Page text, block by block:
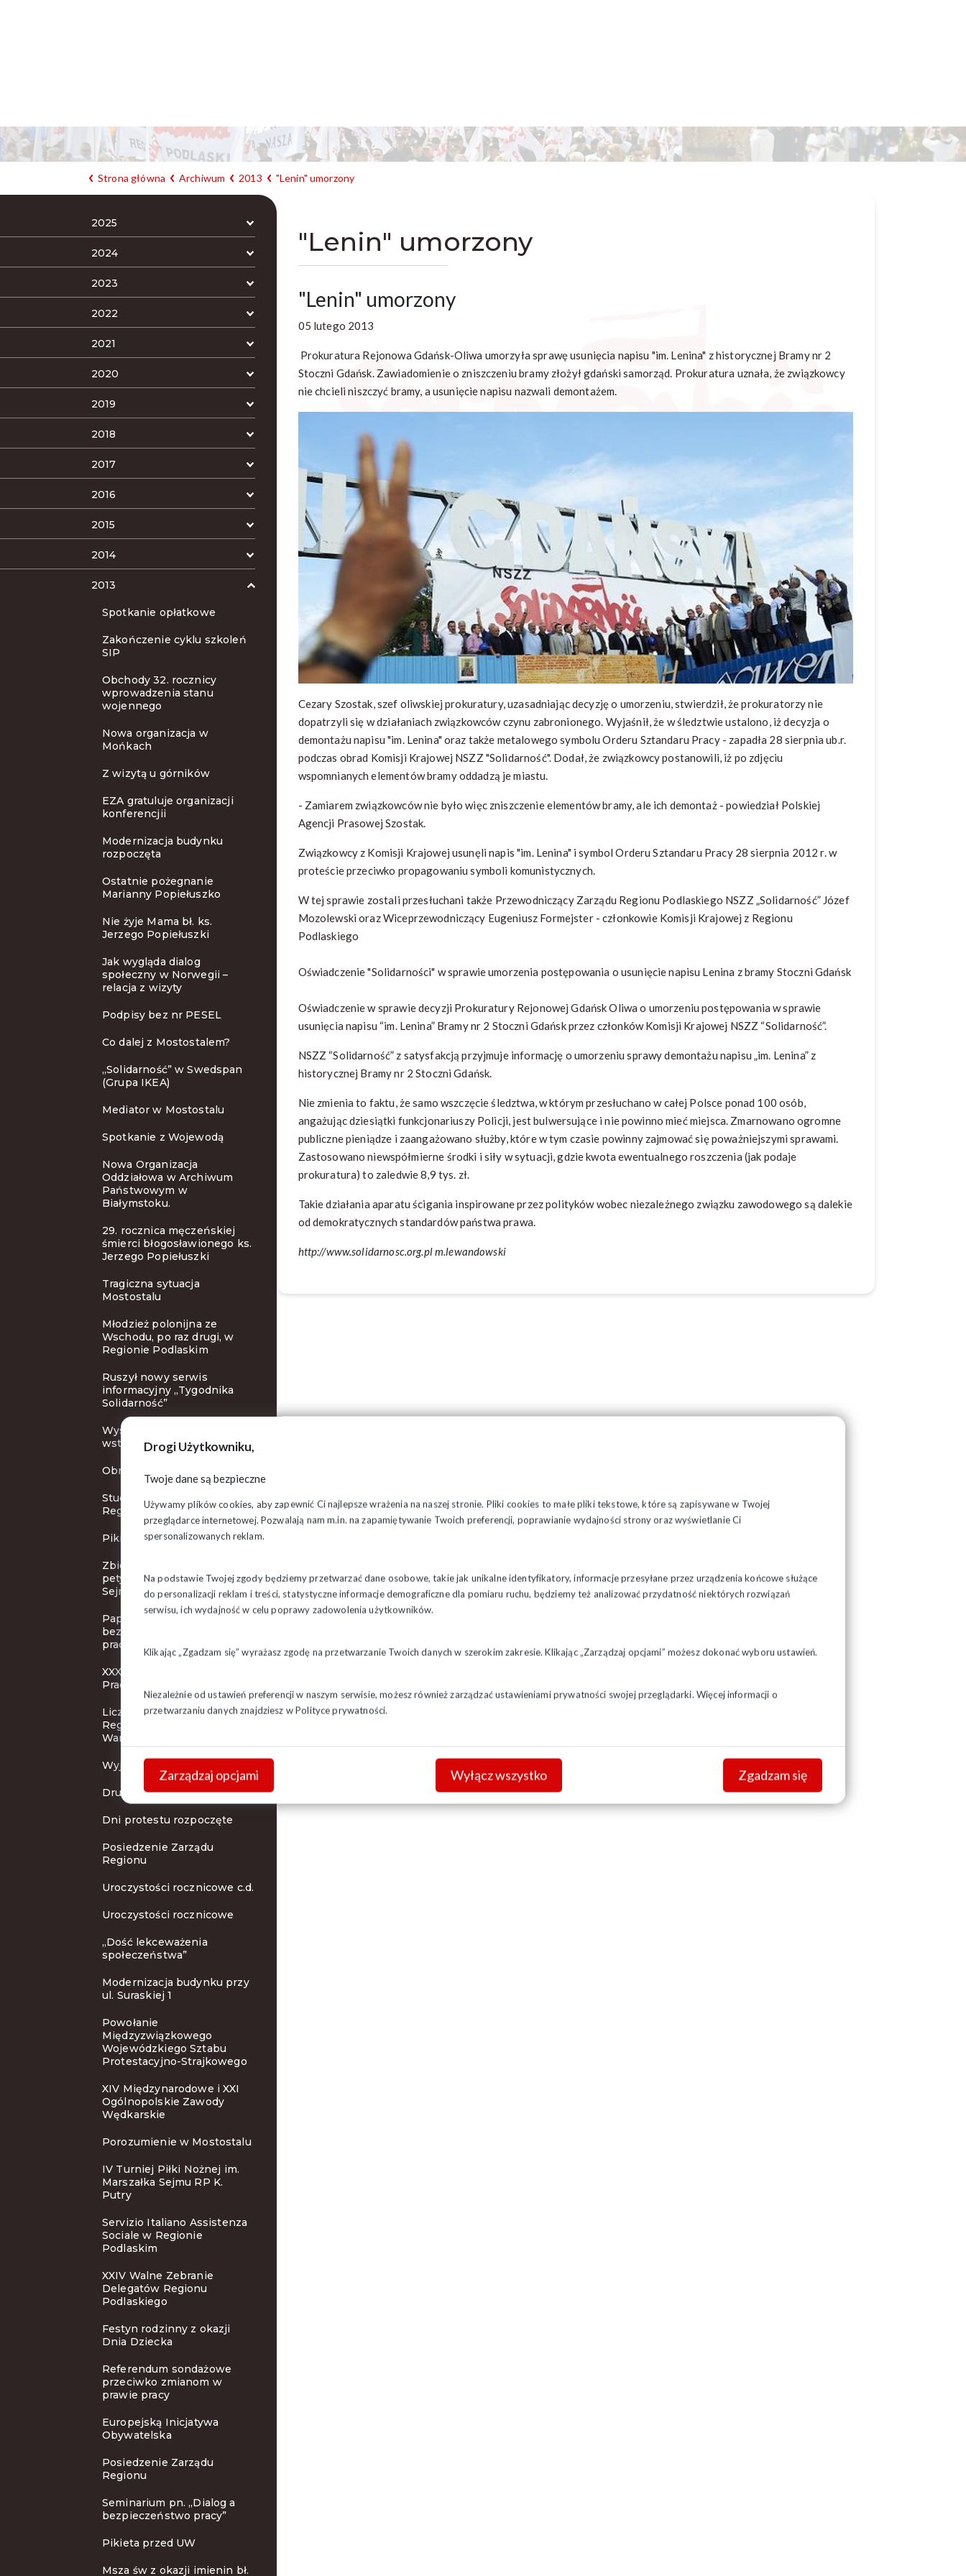
Drogi Użytkowniku,
Twoje dane są bezpieczne
Używamy plików cookies, aby zapewnić Ci najlepsze wrażenia na naszej stronie. Pliki cookies to małe pliki tekstowe, które są zapisywane w Twojej
przeglądarce internetowej. Pozwalają nam m.in. na zapamiętywanie Twoich preferencji, poprawianie wydajności strony oraz wyświetlanie Ci
spersonalizowanych reklam.
Na podstawie Twojej zgody będziemy przetwarzać dane osobowe, takie jak unikalne identyfikatory, informacje przesyłane przez urządzenia końcowe służące
do personalizacji reklam i treści, statystyczne informacje demograficzne dla pomiaru ruchu, będziemy też analizować przydatność niektórych rozwiązań
serwisu, ich wydajność w celu poprawy zadowolenia użytkowników.
Klikając „Zgadzam się” wyrażasz zgodę na przetwarzanie Twoich danych w szerokim zakresie. Klikając „Zarządzaj opcjami” możesz dokonać wyboru ustawień.
Niezależnie od ustawień preferencji w naszym serwisie, możesz również zarządzać ustawieniami prywatności swojej przeglądarki. Więcej informacji o
przetwarzaniu danych znajdziesz wPolityce prywatności.
Zarządzaj opcjami Wyłącz wszystko Zgadzam się
Strona główna Archiwum 2013 "Lenin" umorzony
2025
2024
2023
2022
2021
2020
2019
2018
2017
2016
2015
2014
2013
Spotkanie opłatkowe
Zakończenie cyklu szkoleń
SIP
Obchody 32. rocznicy
wprowadzenia stanu
wojennego
Nowa organizacja w
Mońkach
Z wizytą u górników
EZA gratuluje organizacji
konferencjii
Modernizacja budynku
rozpoczęta
Ostatnie pożegnanie
Marianny Popiełuszko
Nie żyje Mama bł. ks.
Jerzego Popiełuszki
Jak wygląda dialog
społeczny w Norwegii –
relacja z wizyty
Podpisy bez nr PESEL
Co dalej z Mostostalem?
„Solidarność” w Swedspan
(Grupa IKEA)
Mediator w Mostostalu
Spotkanie z Wojewodą
Nowa Organizacja
Oddziałowa w Archiwum
Państwowym w
Białymstoku.
29. rocznica męczeńskiej
śmierci błogosławionego ks.
Jerzego Popiełuszki
Tragiczna sytuacja
Mostostalu
Młodzież polonijna ze
Wschodu, po raz drugi, w
Regionie Podlaskim
Ruszył nowy serwis
informacyjny „Tygodnika
Solidarność”
Wysoka Izbo, kończ –
wstydu oszczędź!
Obrady Zarządu Regionu
Studenci z zagranicy w
Regionie Podlaskim
Pikieta przed Lidlem
Zbieramy podpisy pod
petycją o skrócenie kadencji
Sejmu
Papież Franciszek potępia
bezrobocie i wyzysk
pracowników
XXXI Pielgrzymka Ludzi
Pracy
Liczna reprezentacja
Regionu Podlaskiego w
Warszawie
Wyjazd do Warszawy
Drugi dzień protestu
Dni protestu rozpoczęte
Posiedzenie Zarządu
Regionu
Uroczystości rocznicowe c.d.
Uroczystości rocznicowe
„Dość lekceważenia
społeczeństwa”
Modernizacja budynku przy
ul. Suraskiej 1
Powołanie
Międzyzwiązkowego
Wojewódzkiego Sztabu
Protestacyjno-Strajkowego
XIV Międzynarodowe i XXI
Ogólnopolskie Zawody
Wędkarskie
Porozumienie w Mostostalu
IV Turniej Piłki Nożnej im.
Marszałka Sejmu RP K.
Putry
Servizio Italiano Assistenza
Sociale w Regionie
Podlaskim
XXIV Walne Zebranie
Delegatów Regionu
Podlaskiego
Festyn rodzinny z okazji
Dnia Dziecka
Referendum sondażowe
przeciwko zmianom w
prawie pracy
Europejską Inicjatywa
Obywatelska
Posiedzenie Zarządu
Regionu
Seminarium pn. „Dialog a
bezpieczeństwo pracy”
Pikieta przed UW
Msza św z okazji imienin bł.
"Lenin" umorzony
"Lenin" umorzony
05 lutego 2013
Prokuratura Rejonowa Gdańsk-Oliwa umorzyła sprawę usunięcia napisu "im. Lenina" z historycznej Bramy nr 2
Stoczni Gdańsk. Zawiadomienie o zniszczeniu bramy złożył gdański samorząd. Prokuratura uznała, że związkowcy
nie chcieli niszczyć bramy, a usunięcie napisu nazwali demontażem.
Cezary Szostak, szef oliwskiej prokuratury, uzasadniając decyzję o umorzeniu, stwierdził, że prokuratorzy nie
dopatrzyli się w działaniach związkowców czynu zabronionego. Wyjaśnił, że w śledztwie ustalono, iż decyzja o
demontażu napisu "im. Lenina" oraz także metalowego symbolu Orderu Sztandaru Pracy - zapadła 28 sierpnia ub.r.
podczas obrad Komisji Krajowej NSZZ "Solidarność". Dodał, że związkowcy postanowili, iż po zdjęciu
wspomnianych elementów bramy oddadzą je miastu.
- Zamiarem związkowców nie było więc zniszczenie elementów bramy, ale ich demontaż - powiedział Polskiej
Agencji Prasowej Szostak.
Związkowcy z Komisji Krajowej usunęli napis "im. Lenina" i symbol Orderu Sztandaru Pracy 28 sierpnia 2012 r. w
proteście przeciwko propagowaniu symboli komunistycznych.
W tej sprawie zostali przesłuchani także Przewodniczący Zarządu Regionu Podlaskiego NSZZ „Solidarność” Józef
Mozolewski oraz Wiceprzewodniczący Eugeniusz Formejster - członkowie Komisji Krajowej z Regionu
Podlaskiego
Oświadczenie "Solidarności" w sprawie umorzenia postępowania o usunięcie napisu Lenina z bramy Stoczni Gdańsk
Oświadczenie w sprawie decyzji Prokuratury Rejonowej Gdańsk Oliwa o umorzeniu postępowania w sprawie
usunięcia napisu “im. Lenina” Bramy nr 2 Stoczni Gdańsk przez członków Komisji Krajowej NSZZ “Solidarność”.
NSZZ “Solidarność” z satysfakcją przyjmuje informację o umorzeniu sprawy demontażu napisu „im. Lenina” z
historycznej Bramy nr 2 Stoczni Gdańsk.
Nie zmienia to faktu, że samo wszczęcie śledztwa, w którym przesłuchano w całej Polsce ponad 100 osób,
angażując dziesiątki funkcjonariuszy Policji, jest bulwersujące i nie powinno mieć miejsca. Zmarnowano ogromne
publiczne pieniądze i zaangażowano służby, które w tym czasie powinny zajmować się poważniejszymi sprawami.
Zastosowano niewspółmierne środki i siły w sytuacji, gdzie kwota ewentualnego roszczenia (jak podaje
prokuratura) to zaledwie 8,9 tys. zł.
Takie działania aparatu ścigania inspirowane przez polityków wobec niezależnego związku zawodowego są dalekie
od demokratycznych standardów państwa prawa.
http://www.solidarnosc.org.pl m.lewandowski